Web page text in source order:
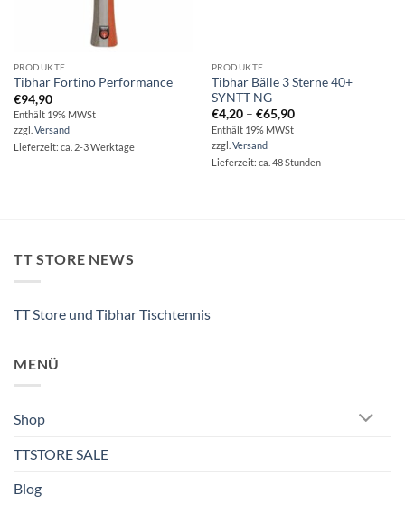
PRODUKTE
Tibhar Fortino Performance
€94,90
Enthält 19% MWSt
zzgl. Versand
Lieferzeit: ca. 2-3 Werktage
PRODUKTE
Tibhar Bälle 3 Sterne 40+
SYNTT NG
€4,20 – €65,90Preisspanne:
€4,20
bis
Enthält 19% MWSt
zzgl. Versand
Lieferzeit: ca. 48 Stunden
TT STORE NEWS
TT Store und Tibhar Tischtennis
MENÜ
Shop
TTSTORE SALE
Blog